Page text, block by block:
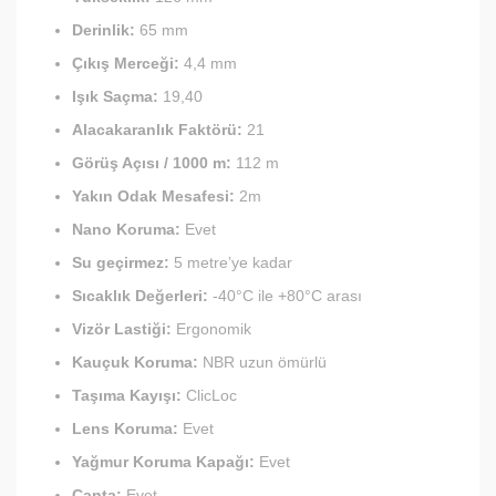
Derinlik: 65 mm
Çıkış Merceği: 4,4 mm
Işık Saçma: 19,40
Alacakaranlık Faktörü: 21
Görüş Açısı / 1000 m: 112 m
Yakın Odak Mesafesi: 2m
Nano Koruma: Evet
Su geçirmez: 5 metre’ye kadar
Sıcaklık Değerleri: -40°C ile +80°C arası
Vizör Lastiği: Ergonomik
Kauçuk Koruma: NBR uzun ömürlü
Taşıma Kayışı: ClicLoc
Lens Koruma: Evet
Yağmur Koruma Kapağı: Evet